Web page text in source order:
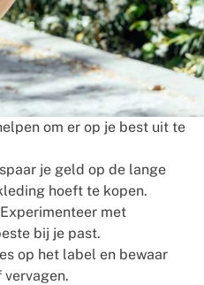
om er op je best uit te
je geld op de lange
hoeft te kopen.
met
bij je past.
op het label en bewaar